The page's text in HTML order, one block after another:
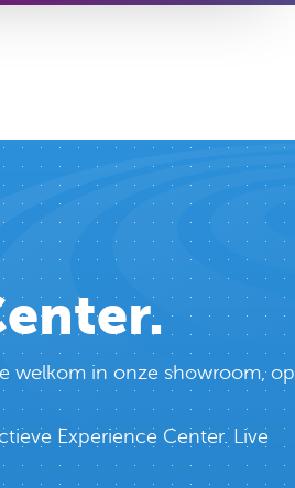
welkom in onze showroom, op
Experience Center. Live